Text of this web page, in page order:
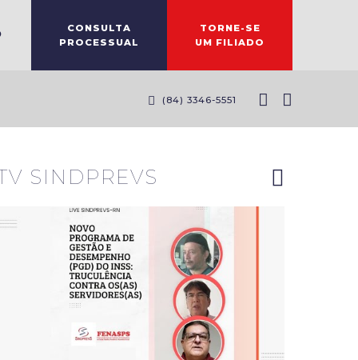
CONSULTA
PROCESSUAL
TORNE-SE
UM FILIADO
(84) 3346-5551
SINDPREVS
RN
novo PGD
do INSS